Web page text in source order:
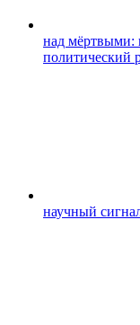
над мёртвыми:
политический
научный